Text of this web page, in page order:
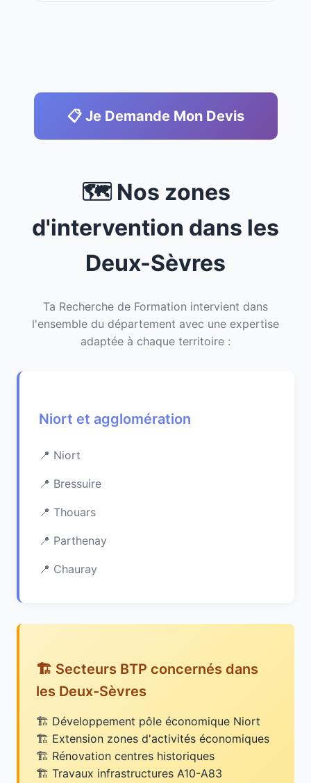
📋 Je Demande Mon Devis
🗺️ Nos zones
d'intervention dans les
Deux-Sèvres
Ta Recherche de Formation intervient dans
l'ensemble du département avec une expertise
adaptée à chaque territoire :
Niort et agglomération
Niort
Bressuire
Thouars
Parthenay
Chauray
🏗️ Secteurs BTP concernés dans
les Deux-Sèvres
Développement pôle économique Niort
Extension zones d'activités économiques
Rénovation centres historiques
Travaux infrastructures A10-A83